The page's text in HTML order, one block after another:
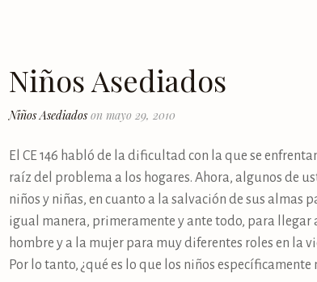
Niños Asediados
Niños Asediados on mayo 29, 2010
El CE 146 habló de la dificultad con la que se
raíz del problema a los hogares. Ahora, algunos de
niños y niñas, en cuanto a la salvación de sus almas
igual manera, primeramente y ante todo, para llegar
hombre y a la mujer para muy diferentes roles en la
Por lo tanto, ¿qué es lo que los niños específicamente